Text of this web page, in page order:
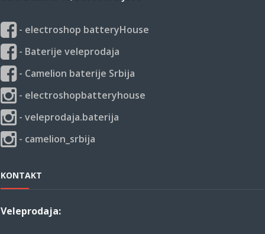
- electroshop batteryHouse
- Baterije veleprodaja
- Camelion baterije Srbija
- electroshopbatteryhouse
- veleprodaja.baterija
- camelion_srbija
KONTAKT
Veleprodaja: